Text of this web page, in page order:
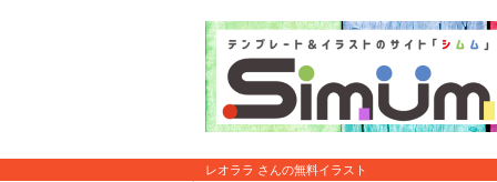
レオララ さんの無料イラスト